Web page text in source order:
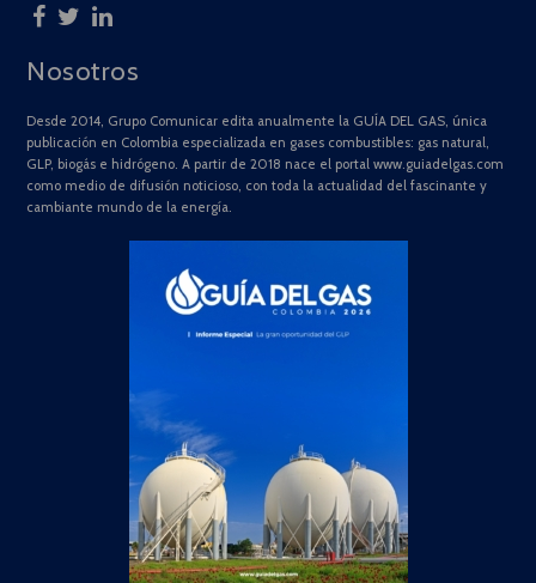
Nosotros
Desde 2014, Grupo Comunicar edita anualmente la GUÍA DEL GAS, única
publicación en Colombia especializada en gases combustibles: gas natural,
GLP, biogás e hidrógeno. A partir de 2018 nace el portal www.guiadelgas.com
como medio de difusión noticioso, con toda la actualidad del fascinante y
cambiante mundo de la energía.